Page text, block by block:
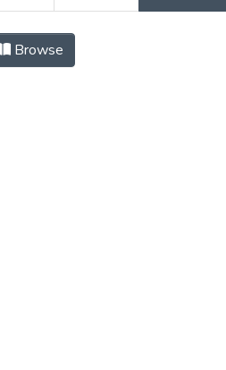
Browse